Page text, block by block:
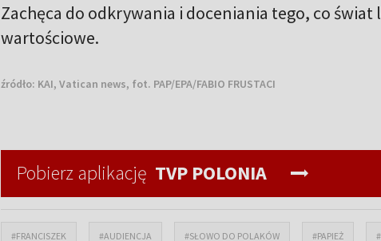
Zachęca do odkrywania i doceniania tego, co świat
wartościowe.
źródło: KAI, Vatican news, fot. PAP/EPA/FABIO FRUSTACI
Pobierz aplikację TVP POLONIA
#FRANCISZEK #AUDIENCJA #SŁOWO DO POLAKÓW #PAPIEŻ